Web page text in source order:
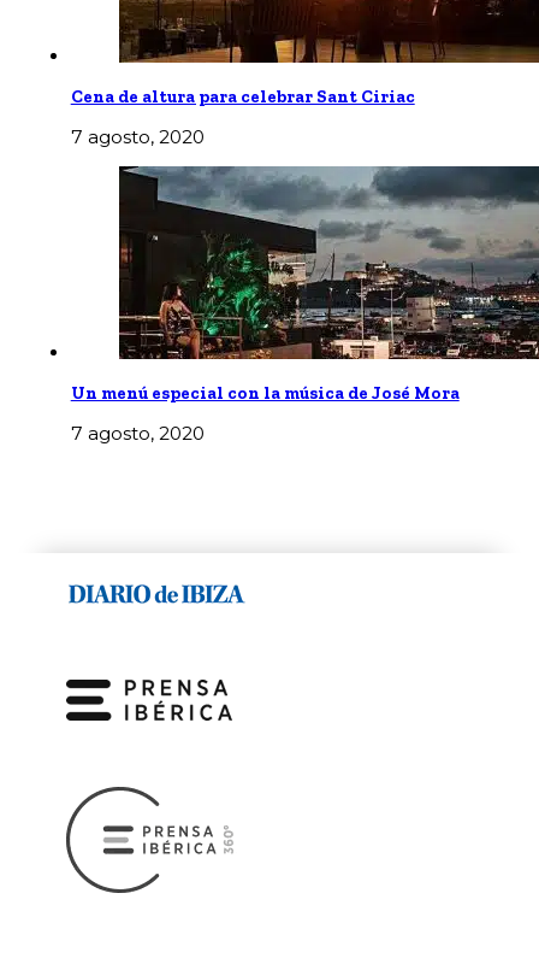
Cena de altura para celebrar Sant Ciriac
7 agosto, 2020
Un menú especial con la música de José Mora
7 agosto, 2020